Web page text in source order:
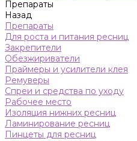
Препараты
Назад
Препараты
Для роста и питания ресниц
Закрепители
Обезжириватели
Праймеры и усилители клея
Ремуверы
Спреи и средства по уходу
Рабочее место
Изоляция нижних ресниц
Ламинирование ресниц
Пинцеты для ресниц